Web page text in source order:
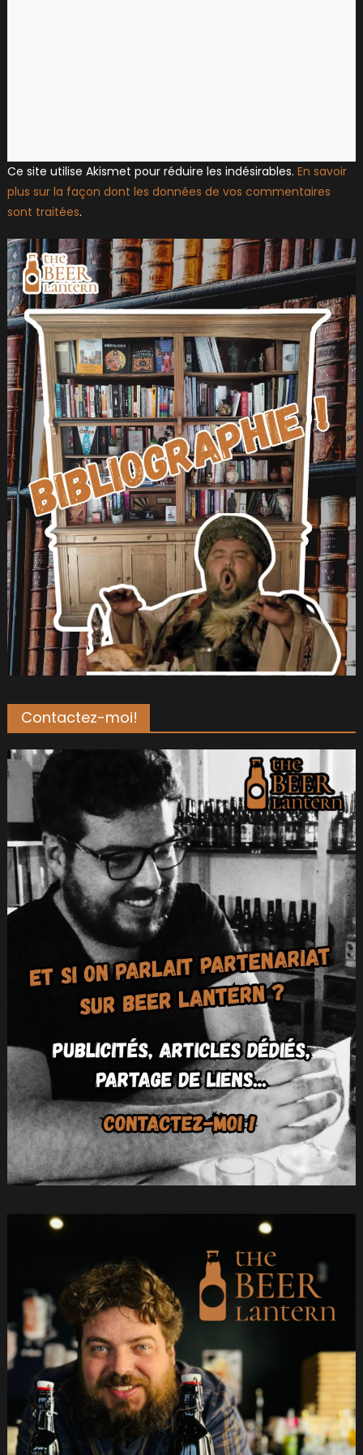
Ce site utilise Akismet pour réduire les indésirables. En savoir
plus sur la façon dont les données de vos commentaires
sont traitées.
Contactez-moi!